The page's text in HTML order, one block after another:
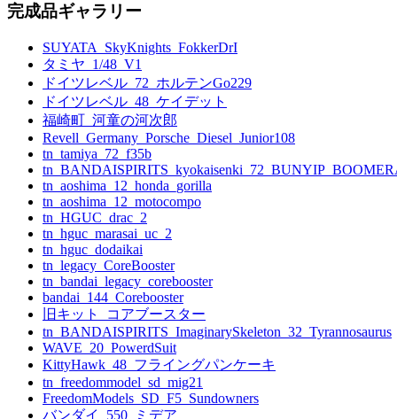
ビ
完成品ギャラリー
SUYATA_SkyKnights_FokkerDrI
タミヤ_1/48_V1
ドイツレベル_72_ホルテンGo229
ドイツレベル_48_ケイデット
福崎町_河童の河次郎
Revell_Germany_Porsche_Diesel_Junior108
tn_tamiya_72_f35b
tn_aoshima_12_honda_gorilla
tn_aoshima_12_motocompo
tn_HGUC_drac_2
tn_hguc_marasai_uc_2
tn_hguc_dodaikai
tn_legacy_CoreBooster
tn_bandai_legacy_corebooster
bandai_144_Corebooster
旧キット_コアブースター
tn_BANDAISPIRITS_ImaginarySkeleton_32_Tyrannosaurus
WAVE_20_PowerdSuit
KittyHawk_48_フライングパンケーキ
tn_freedommodel_sd_mig21
FreedomModels_SD_F5_Sundowners
バンダイ_550_ミデア